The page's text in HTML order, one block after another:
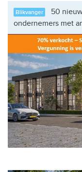
Blikvanger
50
ondernemers met